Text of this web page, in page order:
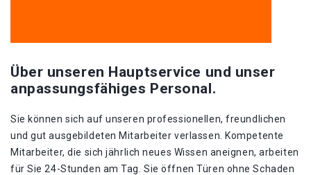
Über unseren Hauptservice und unser
anpassungsfähiges Personal.
Sie können sich auf unseren professionellen, freundlichen
und gut ausgebildeten Mitarbeiter verlassen. Kompetente
Mitarbeiter, die sich jährlich neues Wissen aneignen, arbeiten
für Sie 24-Stunden am Tag. Sie öffnen Türen ohne Schaden